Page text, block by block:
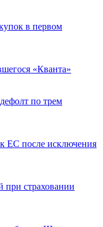
в первом
«Кванта»
по трем
к ЕС после исключения
при страховании